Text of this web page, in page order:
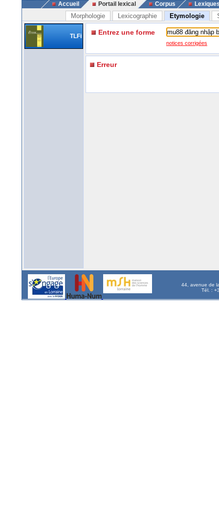
Accueil Portail lexical Corpus
Morphologie Lexicographie Etymologie
TLFi Entrez une forme
notices corrigées
Erreur
44, avenue de
Tél. :